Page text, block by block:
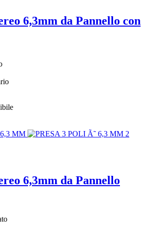
6,3mm da Pannello con
6,3mm da Pannello